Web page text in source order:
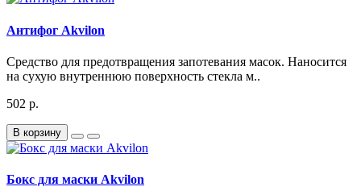
Антифог Akvilon
Средство для предотвращения запотевания масок. Наносится
на сухую внутреннюю поверхность стекла м..
502 р.
В корзину
Бокс для маски Akvilon